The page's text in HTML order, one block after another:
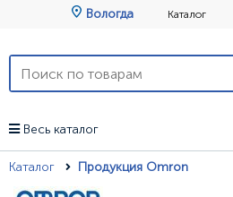
Вологда Каталог
Весь каталог
Каталог Продукция Omron